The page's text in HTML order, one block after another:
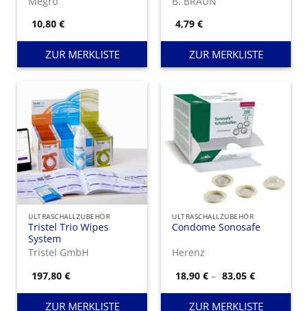
10,80€
ZUR MERKLISTE
4,79€
ZUR MERKLISTE
ULTRASCHALLZUBEHÖR
Tristel Trio Wipes
System
Tristel GmbH
197,80€
ZUR MERKLISTE
ULTRASCHALLZUBEHÖR
Condome Sonosafe
Herenz
18,90€ – 83,05€
18,90 €
bis
83,05 €
ZUR MERKLISTE